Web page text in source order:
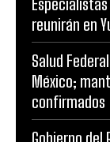
reunirán en
Salud
México;
confirmados
Gobierno